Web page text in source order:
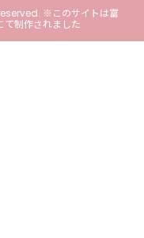
※このサイトは富
て制作されました